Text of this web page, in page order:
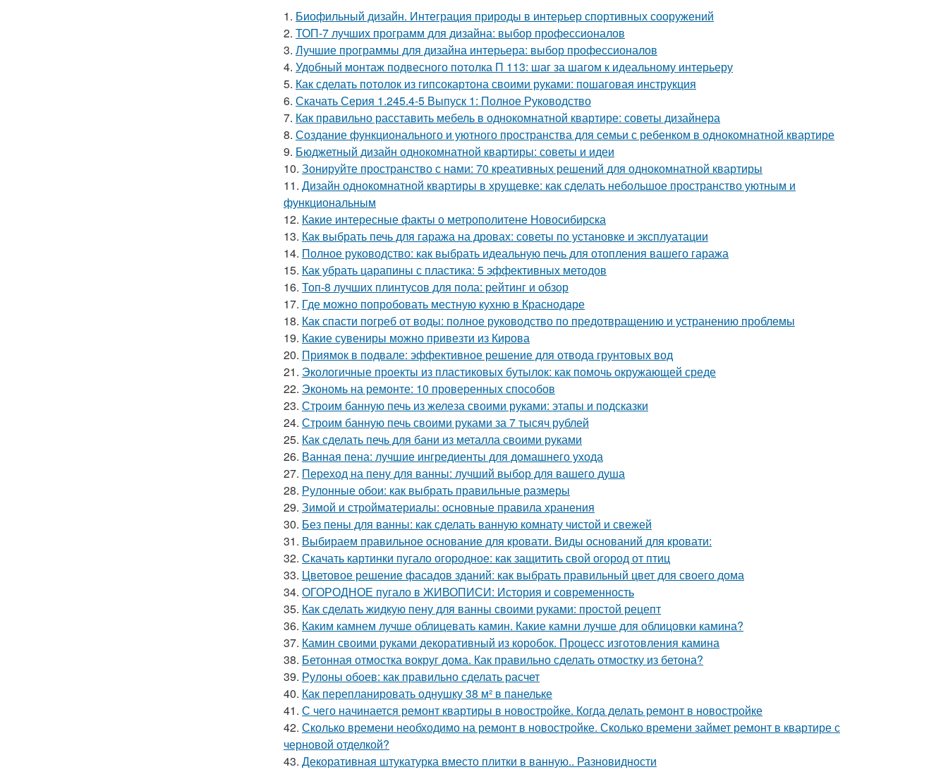
1. Биофильный дизайн. Интеграция природы в интерьер спортивных сооружений
2. ТОП-7 лучших программ для дизайна: выбор профессионалов
3. Лучшие программы для дизайна интерьера: выбор профессионалов
4. Удобный монтаж подвесного потолка П 113: шаг за шагом к идеальному интерьеру
5. Как сделать потолок из гипсокартона своими руками: пошаговая инструкция
6. Скачать Серия 1.245.4-5 Выпуск 1: Полное Руководство
7. Как правильно расставить мебель в однокомнатной квартире: советы дизайнера
8. Создание функционального и уютного пространства для семьи с ребенком в однокомнатной квартире
9. Бюджетный дизайн однокомнатной квартиры: советы и идеи
10. Зонируйте пространство с нами: 70 креативных решений для однокомнатной квартиры
11. Дизайн однокомнатной квартиры в хрущевке: как сделать небольшое пространство уютным и
функциональным
12. Какие интересные факты о метрополитене Новосибирска
13. Как выбрать печь для гаража на дровах: советы по установке и эксплуатации
14. Полное руководство: как выбрать идеальную печь для отопления вашего гаража
15. Как убрать царапины с пластика: 5 эффективных методов
16. Топ-8 лучших плинтусов для пола: рейтинг и обзор
17. Где можно попробовать местную кухню в Краснодаре
18. Как спасти погреб от воды: полное руководство по предотвращению и устранению проблемы
19. Какие сувениры можно привезти из Кирова
20. Приямок в подвале: эффективное решение для отвода грунтовых вод
21. Экологичные проекты из пластиковых бутылок: как помочь окружающей среде
22. Экономь на ремонте: 10 проверенных способов
23. Строим банную печь из железа своими руками: этапы и подсказки
24. Строим банную печь своими руками за 7 тысяч рублей
25. Как сделать печь для бани из металла своими руками
26. Ванная пена: лучшие ингредиенты для домашнего ухода
27. Переход на пену для ванны: лучший выбор для вашего душа
28. Рулонные обои: как выбрать правильные размеры
29. Зимой и стройматериалы: основные правила хранения
30. Без пены для ванны: как сделать ванную комнату чистой и свежей
31. Выбираем правильное основание для кровати. Виды оснований для кровати:
32. Скачать картинки пугало огородное: как защитить свой огород от птиц
33. Цветовое решение фасадов зданий: как выбрать правильный цвет для своего дома
34. ОГОРОДНОЕ пугало в ЖИВОПИСИ: История и современность
35. Как сделать жидкую пену для ванны своими руками: простой рецепт
36. Каким камнем лучше облицевать камин. Какие камни лучше для облицовки камина?
37. Камин своими руками декоративный из коробок. Процесс изготовления камина
38. Бетонная отмостка вокруг дома. Как правильно сделать отмостку из бетона?
39. Рулоны обоев: как правильно сделать расчет
40. Как перепланировать однушку 38 м² в панельке
41. С чего начинается ремонт квартиры в новостройке. Когда делать ремонт в новостройке
42. Сколько времени необходимо на ремонт в новостройке. Сколько времени займет ремонт в квартире с
черновой отделкой?
43. Декоративная штукатурка вместо плитки в ванную.. Разновидности